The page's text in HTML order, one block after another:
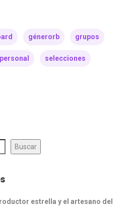
génerorb grupos
personal selecciones
Buscar
estrella y el artesano del